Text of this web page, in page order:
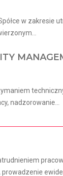
w zakresie
nadzorowanie...